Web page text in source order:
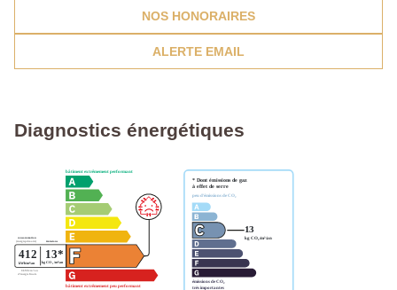
NOS HONORAIRES
ALERTE EMAIL
Diagnostics énergétiques